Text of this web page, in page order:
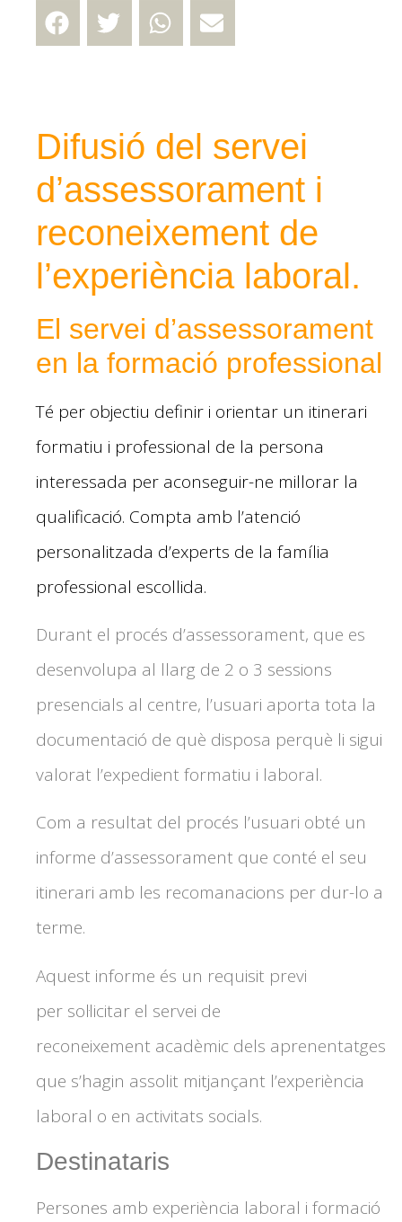
Difusió del servei
d’assessorament i
reconeixement de
l’experiència laboral.
El servei d’assessorament
en la formació professional
Té per objectiu definir i orientar un itinerari
formatiu i professional de la persona
interessada per aconseguir-ne millorar la
qualificació. Compta amb l’atenció
personalitzada d’experts de la família
professional escollida.
Durant el procés d’assessorament, que es
desenvolupa al llarg de 2 o 3 sessions
presencials al centre, l’usuari aporta tota la
documentació de què disposa perquè li sigui
valorat l’expedient formatiu i laboral.
Com a resultat del procés l’usuari obté un
informe d’assessorament que conté el seu
itinerari amb les recomanacions per dur-lo a
terme.
Aquest informe és un requisit previ
per sol·licitar el servei de
reconeixement acadèmic dels aprenentatges
que s’hagin assolit mitjançant l’experiència
laboral o en activitats socials.
Destinataris
Persones amb experiència laboral i formació